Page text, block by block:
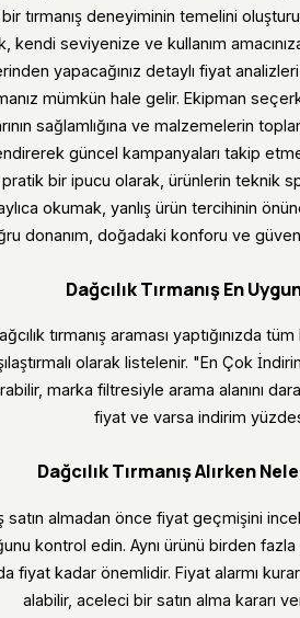
tırmanış deneyiminin temelini
kendi seviyenize ve kullanım
yapacağınız detaylı fiyat
mümkün hale gelir. Ekipman
sağlamlığına ve malzemelerin
güncel kampanyaları takip
pratik bir ipucu olarak, ürünlerin teknik
okumak, yanlış ürün tercihinin
donanım, doğadaki konforu ve
Dağcılık Tırmanış En
tırmanış araması yaptığınızda
olarak listelenir. "En Çok
marka filtresiyle arama alanını
fiyat ve varsa indirim
Dağcılık Tırmanış Alırken
satın almadan önce fiyat geçmişini
kontrol edin. Aynı ürünü birden
da fiyat kadar önemlidir. Fiyat alarmı
alabilir, aceleci bir satın alma kararı